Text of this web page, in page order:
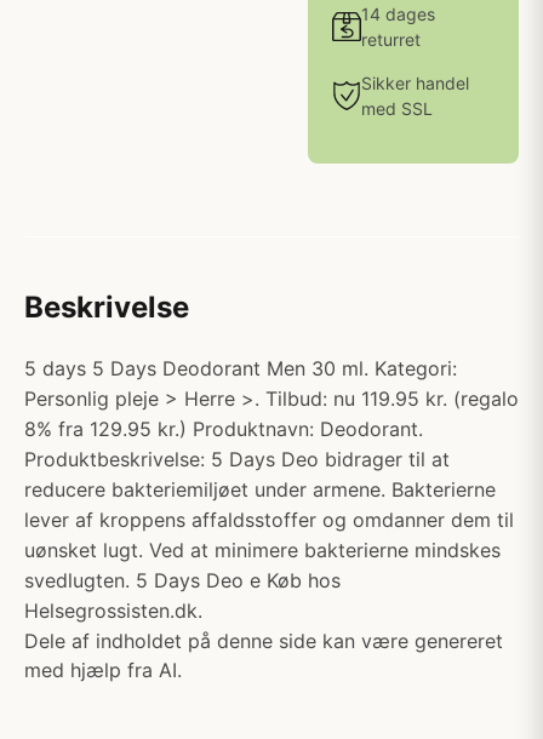
14 dages
returret
Sikker handel
med SSL
Beskrivelse
5 days 5 Days Deodorant Men 30 ml. Kategori:
Personlig pleje > Herre >. Tilbud: nu 119.95 kr. (regalo
8% fra 129.95 kr.) Produktnavn: Deodorant.
Produktbeskrivelse: 5 Days Deo bidrager til at
reducere bakteriemiljøet under armene. Bakterierne
lever af kroppens affaldsstoffer og omdanner dem til
uønsket lugt. Ved at minimere bakterierne mindskes
svedlugten. 5 Days Deo e Køb hos
Helsegrossisten.dk.
Dele af indholdet på denne side kan være genereret
med hjælp fra AI.